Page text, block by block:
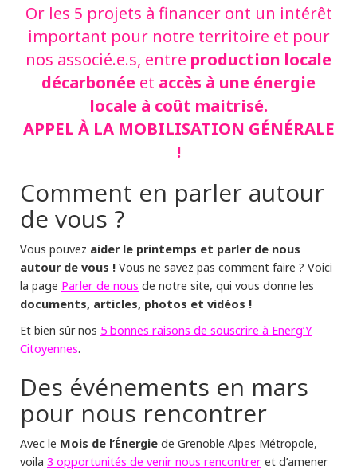
Or les 5 projets à financer ont un intérêt
important pour notre territoire et pour
nos associé.e.s, entre production locale
décarbonée et accès à une énergie
locale à coût maitrisé.
APPEL À LA MOBILISATION GÉNÉRALE
!
Comment en parler autour
de vous ?
Vous pouvez aider le printemps et parler de nous
autour de vous ! Vous ne savez pas comment faire ? Voici
la page Parler de nous de notre site, qui vous donne les
documents, articles, photos et vidéos !
Et bien sûr nos 5 bonnes raisons de souscrire à Energ’Y
Citoyennes.
Des événements en mars
pour nous rencontrer
Avec le Mois de l’Énergie de Grenoble Alpes Métropole,
voila 3 opportunités de venir nous rencontrer et d’amener